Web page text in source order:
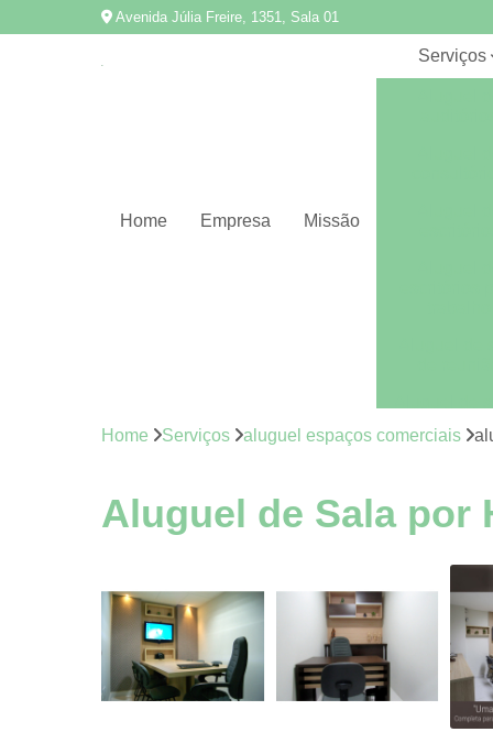
Avenida Júlia Freire, 1351, Sala 01
Home Empresa Missão
Serviços
Aluguel de
Aluguel
Aluguel
Aluguel
Aluguel
Home Serviços aluguel espaços comerciais
Aluguel de Sala por